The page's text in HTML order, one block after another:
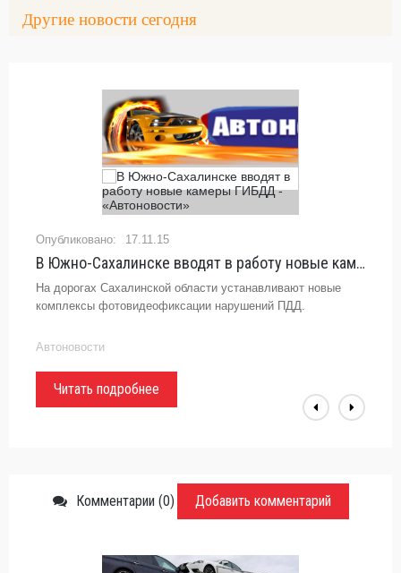
Другие новости сегодня
17.11.15
В Южно-Сахалинске вводят в работу новые камеры ГИБДД - «Автоновости»
На дорогах Сахалинской области устанавливают новые
комплексы фотовидеофиксации нарушений ПДД.
Автоновости
Читать подробнее
Комментарии (0) Добавить комментарий